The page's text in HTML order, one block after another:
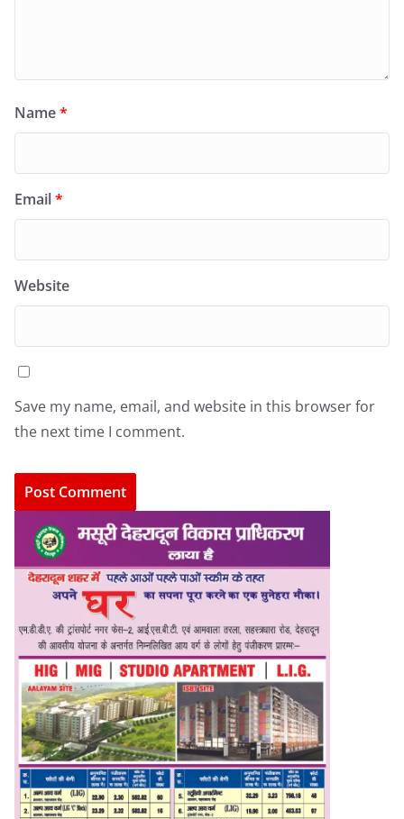
Name*
Email*
Website
Save my name, email, and website in this browser for
the next time I comment.